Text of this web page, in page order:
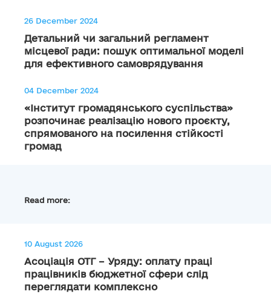
26 December 2024
Детальний чи загальний регламент
місцевої ради: пошук оптимальної моделі
для ефективного самоврядування
04 December 2024
«Інститут громадянського суспільства»
розпочинає реалізацію нового проєкту,
спрямованого на посилення стійкості
громад
Read more:
10 August 2026
Асоціація ОТГ – Уряду: оплату праці
працівників бюджетної сфери слід
переглядати комплексно